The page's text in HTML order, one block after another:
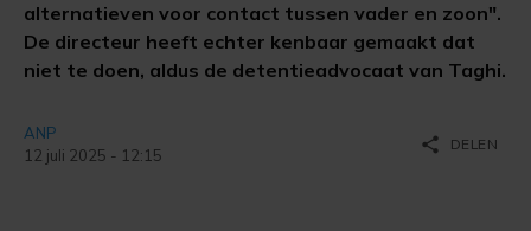
alternatieven voor contact tussen vader en zoon".
De directeur heeft echter kenbaar gemaakt dat
niet te doen, aldus de detentieadvocaat van Taghi.
ANP
12 juli 2025 - 12:15
share DELEN